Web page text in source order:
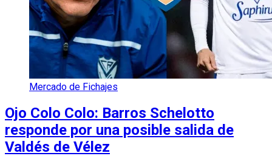
Mercado de Fichajes
Ojo Colo Colo: Barros Schelotto
responde por una posible salida de
Valdés de Vélez